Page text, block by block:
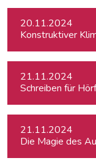
20.11.2024
Konstruktiver
21.11.2024
Schreiben für
21.11.2024
Die Magie des